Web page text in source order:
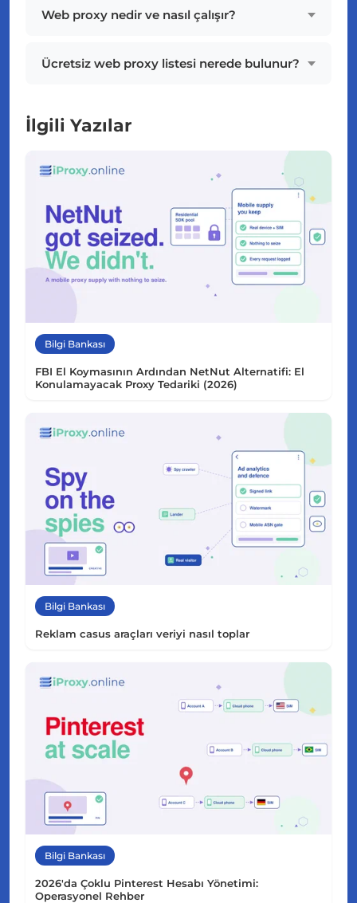
Web proxy nedir ve nasıl çalışır?
Ücretsiz web proxy listesi nerede bulunur?
İlgili Yazılar
Bilgi Bankası
FBI El Koymasının Ardından NetNut Alternatifi: El
Konulamayacak Proxy Tedariki (2026)
Bilgi Bankası
Reklam casus araçları veriyi nasıl toplar
Bilgi Bankası
2026'da Çoklu Pinterest Hesabı Yönetimi:
Operasyonel Rehber